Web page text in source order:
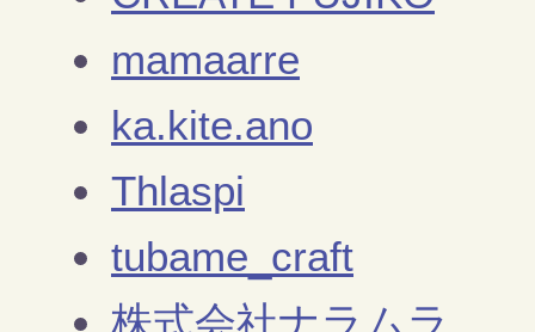
mamaarre
ka.kite.ano
Thlaspi
tubame_craft
株式会社ナラムラ